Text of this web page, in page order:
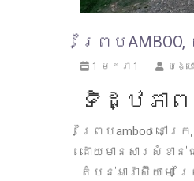
ព្រៃប
1 មករា 1 បង្ហ
ទិដ្ឋភាព
ព្រៃបamboo ន
ដោយមានសារសំខា
តំបន់អារ៉ាស៊ីយាមា